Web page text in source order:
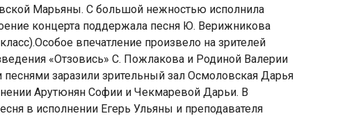
Марьяны. С большой нежностью исполнила
концерта поддержала песня Ю. Верижникова
впечатление произвело на зрителей
«Отзовись» С. Пожлакова и Родиной Валерии
заразили зрительный зал Осмоловская Дарья
Арутюнян Софии и Чекмаревой Дарьи. В
в исполнении Егерь Ульяны и преподавателя